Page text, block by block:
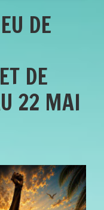
DE
DE
22 MAI